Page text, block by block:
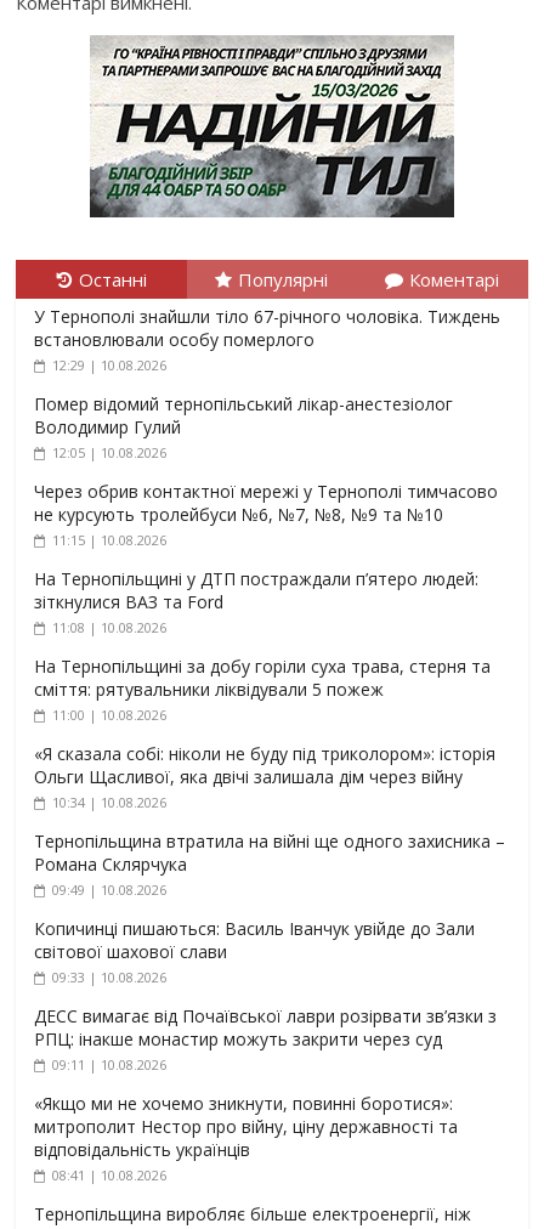
Останні Популярні Коментарі
У Тернополі знайшли тіло 67-річного чоловіка. Тиждень
встановлювали особу померлого
12:29 | 10.08.2026
Помер відомий тернопільський лікар-анестезіолог
Володимир Гулий
12:05 | 10.08.2026
Через обрив контактної мережі у Тернополі тимчасово
не курсують тролейбуси №6, №7, №8, №9 та №10
11:15 | 10.08.2026
На Тернопільщині у ДТП постраждали п’ятеро людей:
зіткнулися ВАЗ та Ford
11:08 | 10.08.2026
На Тернопільщині за добу горіли суха трава, стерня та
сміття: рятувальники ліквідували 5 пожеж
11:00 | 10.08.2026
«Я сказала собі: ніколи не буду під триколором»: історія
Ольги Щасливої, яка двічі залишала дім через війну
10:34 | 10.08.2026
Тернопільщина втратила на війні ще одного захисника –
Романа Склярчука
09:49 | 10.08.2026
Копичинці пишаються: Василь Іванчук увійде до Зали
світової шахової слави
09:33 | 10.08.2026
ДЕСС вимагає від Почаївської лаври розірвати зв’язки з
РПЦ: інакше монастир можуть закрити через суд
09:11 | 10.08.2026
«Якщо ми не хочемо зникнути, повинні боротися»:
митрополит Нестор про війну, ціну державності та
відповідальність українців
08:41 | 10.08.2026
Тернопільщина виробляє більше електроенергії, ніж